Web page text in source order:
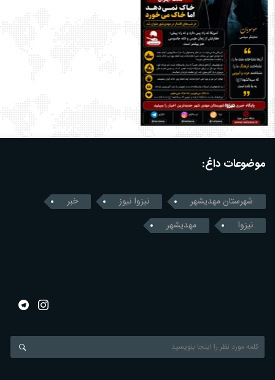
موضوعات داغ:
شهرستان مهدیشهر نیزوا نیوز
خبر
نیزوا
مهدیشهر